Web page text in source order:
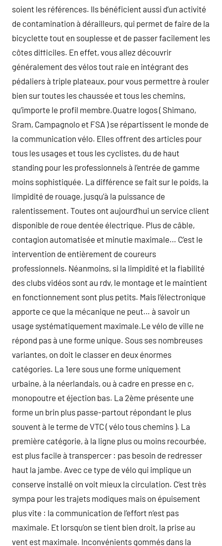
soient les références. Ils bénéficient aussi d’un activité
de contamination à dérailleurs, qui permet de faire de la
bicyclette tout en souplesse et de passer facilement les
côtes difficiles. En effet, vous allez découvrir
généralement des vélos tout raie en intégrant des
pédaliers à triple plateaux, pour vous permettre à rouler
bien sur toutes les chaussée et tous les chemins,
qu’importe le profil membre.Quatre logos ( Shimano,
Sram, Campagnolo et FSA ) se répartissent le monde de
la communication vélo. Elles offrent des articles pour
tous les usages et tous les cyclistes, du de haut
standing pour les professionnels à l’entrée de gamme
moins sophistiquée. La différence se fait sur le poids, la
limpidité de rouage, jusqu’à la puissance de
ralentissement. Toutes ont aujourd’hui un service client
disponible de roue dentée électrique. Plus de câble,
contagion automatisée et minutie maximale… C’est le
intervention de entièrement de coureurs
professionnels. Néanmoins, si la limpidité et la fiabilité
des clubs vidéos sont au rdv, le montage et le maintient
en fonctionnement sont plus petits. Mais l’électronique
apporte ce que la mécanique ne peut… à savoir un
usage systématiquement maximale.Le vélo de ville ne
répond pas à une forme unique. Sous ses nombreuses
variantes, on doit le classer en deux énormes
catégories. La 1ere sous une forme uniquement
urbaine, à la néerlandais, ou à cadre en presse en c,
monopoutre et éjection bas. La 2ème présente une
forme un brin plus passe-partout répondant le plus
souvent à le terme de VTC ( vélo tous chemins ). La
première catégorie, à la ligne plus ou moins recourbée,
est plus facile à transpercer : pas besoin de redresser
haut la jambe. Avec ce type de vélo qui implique un
conserve installé on voit mieux la circulation. C’est très
sympa pour les trajets modiques mais on épuisement
plus vite : la communication de l’effort n’est pas
maximale. Et lorsqu’on se tient bien droit, la prise au
vent est maximale. Inconvénients gommés dans la